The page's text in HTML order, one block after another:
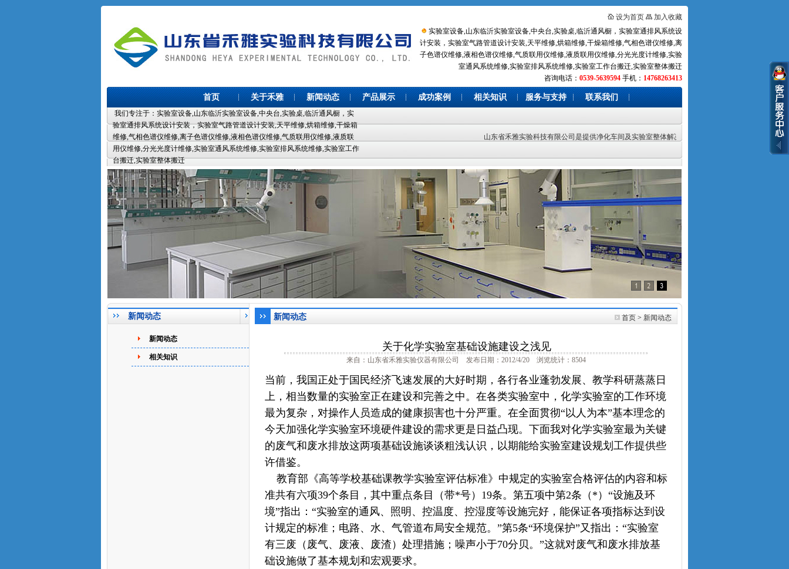
设为首页
加入收藏
实验室设备,山东临沂实验室设备,中央台,实验桌,临沂通风橱，实验室通排风系统设
计安装，实验室气路管道设计安装,天平维修,烘箱维修,干燥箱维修,气相色谱仪维修,离
子色谱仪维修,液相色谱仪维修,气质联用仪维修,液质联用仪维修,分光光度计维修,实验
室通风系统维修,实验室排风系统维修,实验室工作台搬迁,实验室整体搬迁
咨询电话： 0539-5639594 手机： 14768263413
首页 关于禾雅 新闻动态 产品展示 成功案例 相关知识 服务与支持 联系我们
我们专注于：实验室设备,山东临沂实验室设备,中央台,实验桌,临沂通风橱，实
验室通排风系统设计安装，实验室气路管道设计安装,天平维修,烘箱维修,干燥箱
维修,气相色谱仪维修,离子色谱仪维修,液相色谱仪维修,气质联用仪维修,液质联
用仪维修,分光光度计维修,实验室通风系统维修,实验室排风系统维修,实验室工作
台搬迁,实验室整体搬迁
山东省禾雅实验科技有限公司是提供净化车间及实验室整体解决方案的专业公司,主要产品有中央实验
新闻动态
新闻动态
相关知识
新闻动态 首页> 新闻动态
关于化学实验室基础设施建设之浅见
来自：山东省禾雅实验仪器有限公司 发布日期：2012/4/20 浏览统计：8504
当前，我国正处于国民经济飞速发展的大好时期，各行各业蓬勃发展、教学科研蒸蒸日
上，相当数量的实验室正在建设和完善之中。在各类实验室中，化学实验室的工作环境
最为复杂，对操作人员造成的健康损害也十分严重。在全面贯彻“以人为本”基本理念的
今天加强化学实验室环境硬件建设的需求更是日益凸现。下面我对化学实验室最为关键
的废气和废水排放这两项基础设施谈谈粗浅认识，以期能给实验室建设规划工作提供些
许借鉴。
教育部《高等学校基础课教学实验室评估标准》中规定的实验室合格评估的内容和标
准共有六项39个条目，其中重点条目（带*号）19条。第五项中第2条（*）“设施及环
境”指出：“实验室的通风、照明、控温度、控湿度等设施完好，能保证各项指标达到设
计规定的标准；电路、水、气管道布局安全规范。”第5条“环境保护”又指出：“实验室
有三废（废气、废液、废渣）处理措施；噪声小于70分贝。”这就对废气和废水排放基
础设施做了基本规划和宏观要求。